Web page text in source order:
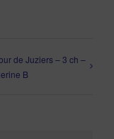
de Juziers – 3 ch –
B